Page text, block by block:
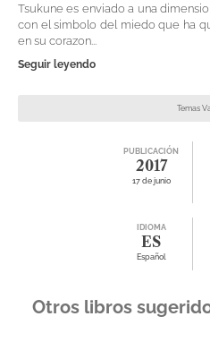
Tsukune es enviado a una
con el simbolo del miedo que ha
en su corazon...
Seguir leyendo
Temas
PUBLICACIÓN
2017
17 de junio
IDIOMA
ES
Español
Otros libros